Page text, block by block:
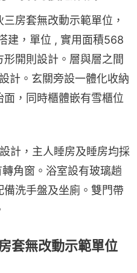
房套無改動示範單位，
建，單位 , 實用面積568
開則設計。層與層之間
計。玄關旁設一體化收納
，同時櫃體嵌有雪櫃位
計，主人睡房及睡房均採
角窗。浴室設有玻璃趟
洗手盤及坐廁。雙門帶
套無改動示範單位